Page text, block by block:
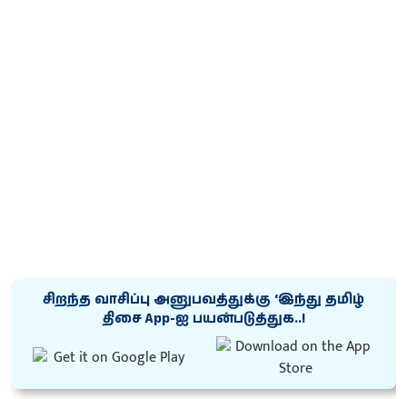
சிறந்த வாசிப்பு அனுபவத்துக்கு ‘இந்து தமிழ்
திசை App-ஐ பயன்படுத்துக..!